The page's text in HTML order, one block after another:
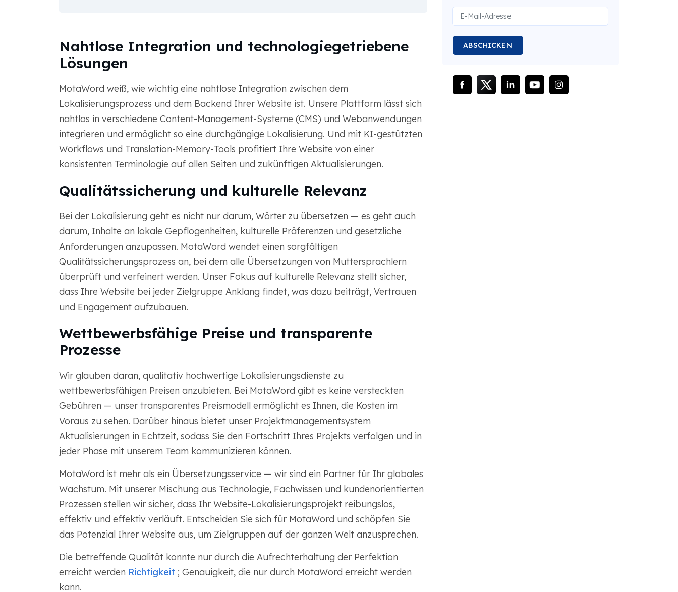
Nahtlose Integration und technologiegetriebene
Lösungen
MotaWord weiß, wie wichtig eine nahtlose Integration zwischen dem
Lokalisierungsprozess und dem Backend Ihrer Website ist. Unsere Plattform lässt sich
nahtlos in verschiedene Content-Management-Systeme (CMS) und Webanwendungen
integrieren und ermöglicht so eine durchgängige Lokalisierung. Und mit KI-gestützten
Workflows und Translation-Memory-Tools profitiert Ihre Website von einer
konsistenten Terminologie auf allen Seiten und zukünftigen Aktualisierungen.
Qualitätssicherung und kulturelle Relevanz
Bei der Lokalisierung geht es nicht nur darum, Wörter zu übersetzen — es geht auch
darum, Inhalte an lokale Gepflogenheiten, kulturelle Präferenzen und gesetzliche
Anforderungen anzupassen. MotaWord wendet einen sorgfältigen
Qualitätssicherungsprozess an, bei dem alle Übersetzungen von Muttersprachlern
überprüft und verfeinert werden. Unser Fokus auf kulturelle Relevanz stellt sicher,
dass Ihre Website bei jeder Zielgruppe Anklang findet, was dazu beiträgt, Vertrauen
und Engagement aufzubauen.
Wettbewerbsfähige Preise und transparente
Prozesse
Wir glauben daran, qualitativ hochwertige Lokalisierungsdienste zu
wettbewerbsfähigen Preisen anzubieten. Bei MotaWord gibt es keine versteckten
Gebühren — unser transparentes Preismodell ermöglicht es Ihnen, die Kosten im
Voraus zu sehen. Darüber hinaus bietet unser Projektmanagementsystem
Aktualisierungen in Echtzeit, sodass Sie den Fortschritt Ihres Projekts verfolgen und in
jeder Phase mit unserem Team kommunizieren können.
MotaWord ist mehr als ein Übersetzungsservice — wir sind ein Partner für Ihr globales
Wachstum. Mit unserer Mischung aus Technologie, Fachwissen und kundenorientierten
Prozessen stellen wir sicher, dass Ihr Website-Lokalisierungsprojekt reibungslos,
effektiv und effektiv verläuft. Entscheiden Sie sich für MotaWord und schöpfen Sie
das Potenzial Ihrer Website aus, um Zielgruppen auf der ganzen Welt anzusprechen.
Die betreffende Qualität konnte nur durch die Aufrechterhaltung der Perfektion
erreicht werden Richtigkeit ; Genauigkeit, die nur durch MotaWord erreicht werden
kann.
ABSCHICKEN